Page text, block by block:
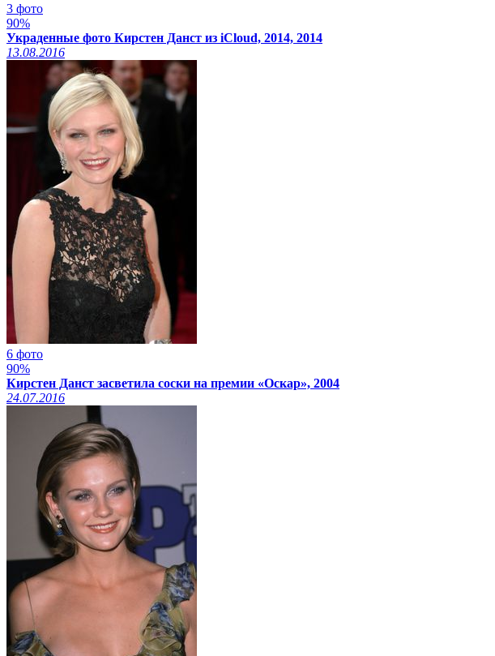
3 фото
90%
Украденные фото Кирстен Данст из iCloud, 2014, 2014
13.08.2016
6 фото
90%
Кирстен Данст засветила соски на премии «Оскар», 2004
24.07.2016